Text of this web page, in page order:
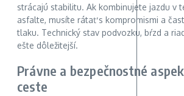
strácajú stabilitu. Ak kombinujete jazdu v
asfalte, musíte rátať s kompromismi a
tlaku. Technický stav podvozku, bŕzd a
ešte dôležitejší.
Právne a bezpečnostné
ceste